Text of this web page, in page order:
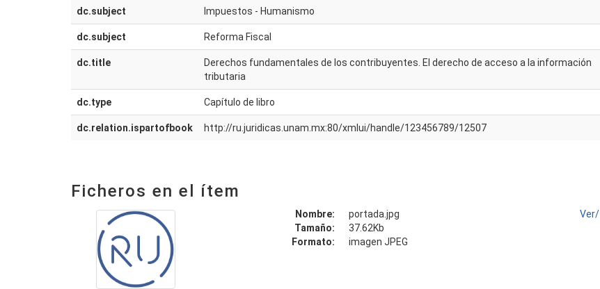
dc.subject Impuestos - Humanismo
dc.subject Reforma Fiscal
dc.title
Derechos fundamentales de los contribuyentes. El derecho de acceso a la información
tributaria
dc.type Capítulo de libro
dc.relation.ispartofbook http://ru.juridicas.unam.mx:80/xmlui/handle/123456789/12507
Ficheros en el ítem
Nombre:
portada.jpg
Tamaño:
37.62Kb
Formato:
imagen JPEG
Ver/